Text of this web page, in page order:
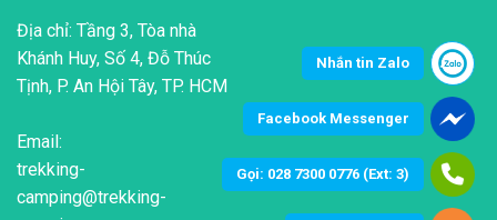
Địa chỉ: Tầng 3, Tòa nhà
Khánh Huy, Số 4, Đỗ Thúc
Tịnh, P. An Hội Tây, TP. HCM
Email:
trekking-
camping@trekking-
Nhắn tin Zalo
Facebook Messenger
Gọi: 028 7300 0776 (Ext: 3)